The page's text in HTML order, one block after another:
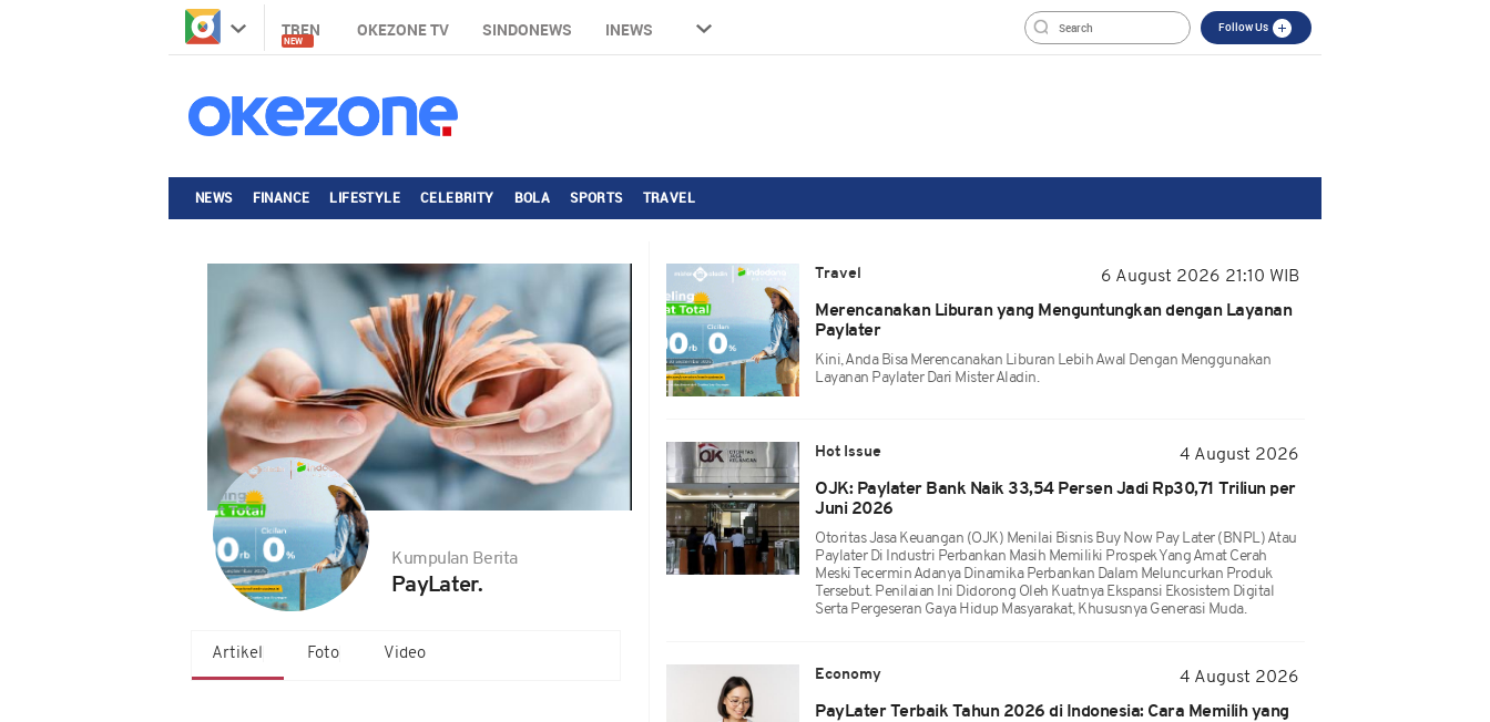
TREN
NEW
OKEZONE TV SINDONEWS INEWS Follow Us
NEWS FINANCE LIFESTYLE CELEBRITY BOLA SPORTS TRAVEL
Kumpulan Berita
PayLater.
Artikel Foto Video
Travel
6 August 2026 21:10 WIB
Merencanakan Liburan yang Menguntungkan dengan Layanan
Paylater
Kini, Anda Bisa Merencanakan Liburan Lebih Awal Dengan Menggunakan
Layanan Paylater Dari Mister Aladin.
Hot Issue
4 August 2026
OJK: Paylater Bank Naik 33,54 Persen Jadi Rp30,71 Triliun per
Juni 2026
Otoritas Jasa Keuangan (OJK) Menilai Bisnis Buy Now Pay Later (BNPL) Atau
Paylater Di Industri Perbankan Masih Memiliki Prospek Yang Amat Cerah
Meski Tecermin Adanya Dinamika Perbankan Dalam Meluncurkan Produk
Tersebut. Penilaian Ini Didorong Oleh Kuatnya Ekspansi Ekosistem Digital
Serta Pergeseran Gaya Hidup Masyarakat, Khususnya Generasi Muda.
Economy
4 August 2026
PayLater Terbaik Tahun 2026 di Indonesia: Cara Memilih yang